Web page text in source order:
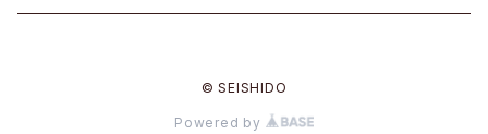
© SEISHIDO
Powered by